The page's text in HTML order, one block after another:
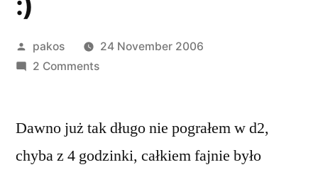
Posted
by
pakos
24 November 2006
2 Commentson
po
:)
Dawno już tak długo nie pograłem w d2,
chyba z 4 godzinki, całkiem fajnie było